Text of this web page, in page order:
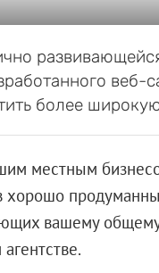
веб-
более
местным
хорошо
вашему